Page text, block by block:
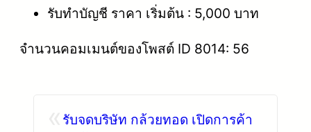
รับทำบัญชี ราคา เริ่มต้น : 5,000 บาท
จำนวนคอมเมนต์ของโพสต์ ID 8014: 56
รับจดบริษัท กล้วยทอด เปิดการค้า